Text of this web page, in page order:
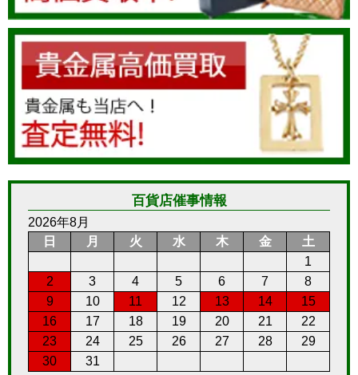
百貨店催事情報
2026年8月
日
月 火 水 木 金
土
1
2
3 4 5 6 7
8
9
10 11 12 13 14
15
16
17 18 19 20 21
22
23
24 25 26 27 28
29
30
31